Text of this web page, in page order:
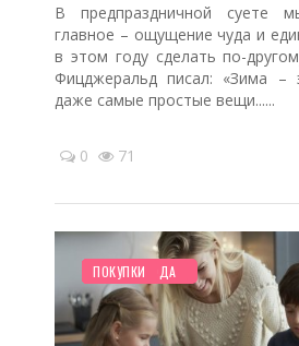
В предпраздничной суете
главное – ощущение чуда и
в этом году сделать по-
Фицджеральд писал: «Зима –
даже самые простые вещи......
0 71
НОВОСТИ МИРА
РЕБЕНОК
ПЛАНИРОВАНИЕ
СТАТЬИ
ДОМ
ОТДЫХ
БЕРЕМЕННОСТЬ
ЗДОРОВЬЕ
СЕМЬЯ
ТВОРЧЕСТВО
ХОББИ
КРАСОТА
ДО ГОДА
РУКОДЕЛИЕ
ДЕТЯМ
СТАРШЕ ГОДА
ПОКУПКИ